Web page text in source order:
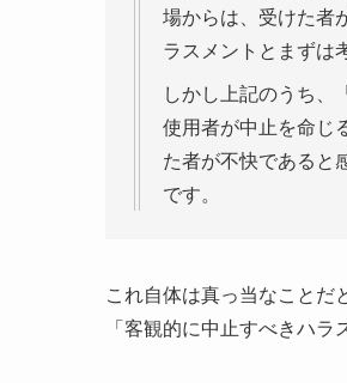
場からは、受けた者
ラスメントとまずは
しかし上記のうち、
使用者が中止を命じ
た者が不快であると
です。
これ自体は真っ当なことだ
「客観的に中止すべきハ